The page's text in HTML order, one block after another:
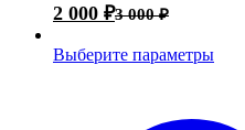
2 000 ₽3 000₽
Выберите параметры